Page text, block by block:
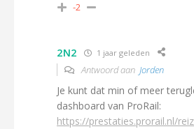
-2
2N2 1 jaar geleden
Antwoord aan Jorden
Je kunt dat min of meer
dashboard van ProRail:
https://prestaties.prorail.nl/